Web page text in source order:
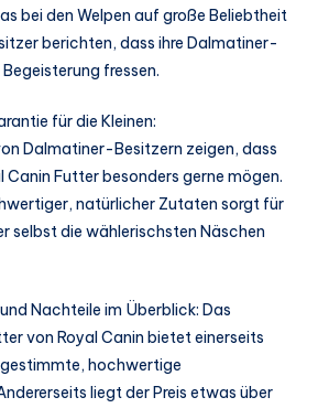
bei den Welpen auf große Beliebtheit
berichten, dass ihre Dalmatiner-
fressen.
für die Kleinen:
Dalmatiner-Besitzern zeigen, dass
Canin Futter besonders gerne mögen.
natürlicher Zutaten sorgt für
selbst die wählerischsten Näschen
Nachteile im Überblick: Das
von Royal Canin bietet einerseits
hochwertige
liegt der Preis etwas über